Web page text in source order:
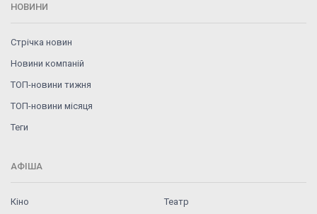
НОВИНИ
Стрічка новин
Новини компаній
ТОП-новини тижня
ТОП-новини місяця
Теги
АФІША
Кіно
Театр